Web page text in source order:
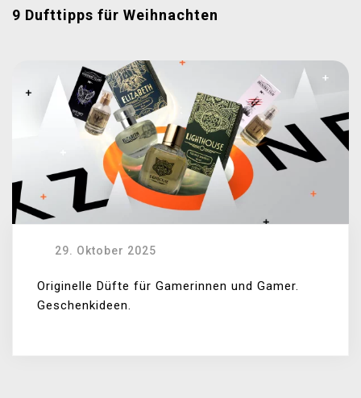
9 Dufttipps für Weihnachten
29. Oktober 2025
Originelle Düfte für Gamerinnen und Gamer.
Geschenkideen.